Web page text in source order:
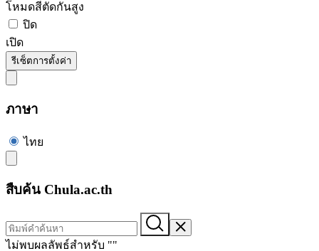
โหมดสีตัดกันสูง
ปิด
เปิด
รีเซ็ตการตั้งค่า
ภาษา
ไทย
สืบค้น Chula.ac.th
ไม่พบผลลัพธ์สำหรับ ""